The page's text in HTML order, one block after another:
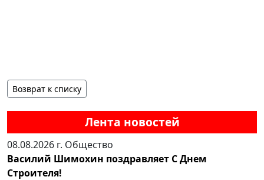
Лента новостей
08.08.2026 г. Общество
Василий Шимохин поздравляет С Днем
Строителя!
Возврат к списку